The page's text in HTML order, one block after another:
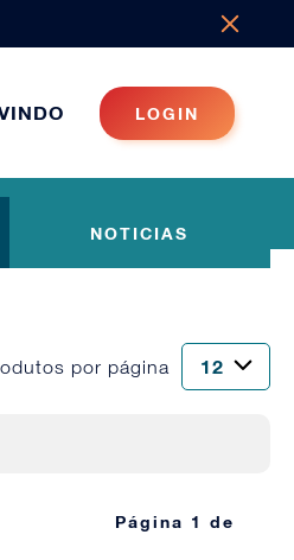
LOGIN
NOTICIAS
por página
Página 1 de